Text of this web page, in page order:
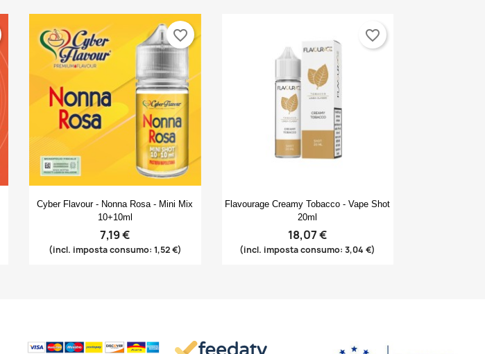
 Anteprima
Cyber Flavour - Nonna Rosa - Mini Mix
10+10ml
7,19 €
(incl. imposta consumo: 1,52 €)
favorite_border
Anteprima
Flavourage Creamy Tobacco - Vape Shot
20ml
18,07 €
(incl. imposta consumo: 3,04 €)
favorite_border